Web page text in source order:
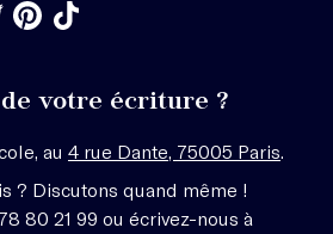
votre écriture ?
au 4 rue Dante, 75005 Paris.
? Discutons quand même !
80 21 99 ou écrivez-nous à